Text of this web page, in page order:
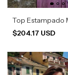
Top Estampado
$204.17 USD